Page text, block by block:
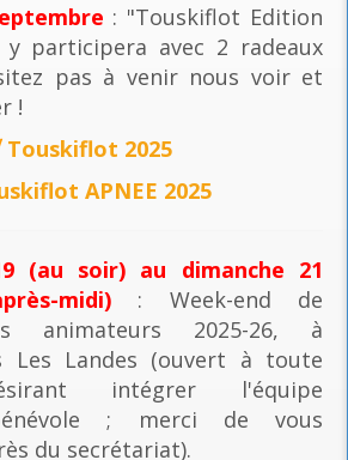
: "Touskiflot Edition
y participera avec 2 radeaux
pas à venir nous voir et
!
Touskiflot 2025
APNEE 2025
(au soir) au dimanche 21
midi): Week-end de
animateurs 2025-26, à
Les Landes (ouvert à toute
intégrer l'équipe
; merci de vous
du secrétariat).